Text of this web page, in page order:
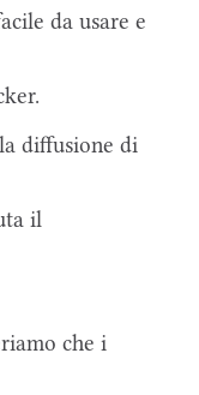
da usare e
diffusione di
il
che i